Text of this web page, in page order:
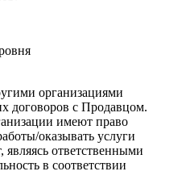
организациями
договоров с Продавцом.
имеют право
оказывать услуги
являясь ответственными
в соответствии